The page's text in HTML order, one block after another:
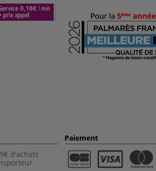
d'achats
Paiement